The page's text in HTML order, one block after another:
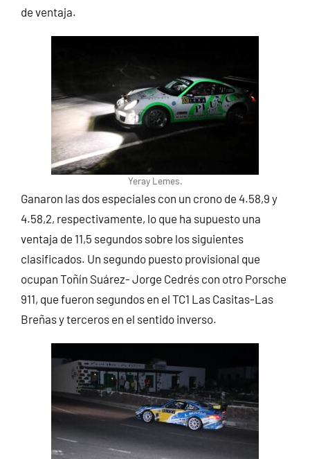
de ventaja.
Yeray Lemes.
Ganaron las dos especiales con un crono de 4.58,9 y
4.58,2, respectivamente, lo que ha supuesto una
ventaja de 11,5 segundos sobre los siguientes
clasificados. Un segundo puesto provisional que
ocupan Toñín Suárez- Jorge Cedrés con otro Porsche
911, que fueron segundos en el TC1 Las Casitas-Las
Breñas y terceros en el sentido inverso.